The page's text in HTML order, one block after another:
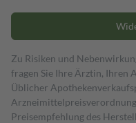
Zu Risiken und
fragen Sie Ihre Ärztin, Ihren
Üblicher
Preisempfehlung des